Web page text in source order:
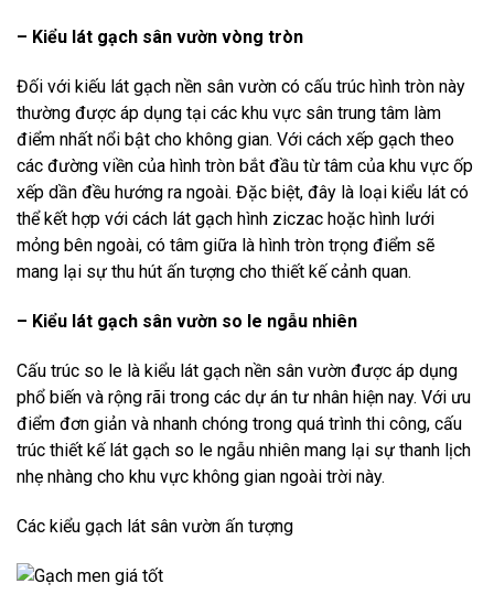
– Kiểu lát gạch sân vườn vòng tròn
Đối với kiếu lát gạch nền sân vườn có cấu trúc hình tròn này
thường được áp dụng tại các khu vực sân trung tâm làm
điểm nhất nổi bật cho không gian. Với cách xếp gạch theo
các đường viền của hình tròn bắt đầu từ tâm của khu vực ốp
xếp dần đều hướng ra ngoài. Đặc biệt, đây là loại kiểu lát có
thể kết hợp với cách lát gạch hình ziczac hoặc hình lưới
mỏng bên ngoài, có tâm giữa là hình tròn trọng điểm sẽ
mang lại sự thu hút ấn tượng cho thiết kế cảnh quan.
– Kiểu lát gạch sân vườn so le ngẫu nhiên
Cấu trúc so le là kiểu lát gạch nền sân vườn được áp dụng
phổ biến và rộng rãi trong các dự án tư nhân hiện nay. Với ưu
điểm đơn giản và nhanh chóng trong quá trình thi công, cấu
trúc thiết kế lát gạch so le ngẫu nhiên mang lại sự thanh lịch
nhẹ nhàng cho khu vực không gian ngoài trời này.
Các kiểu gạch lát sân vườn ấn tượng